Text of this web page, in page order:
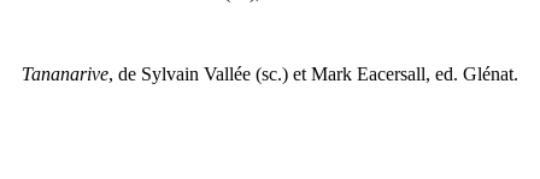
Tananarive, de Sylvain Vallée (sc.) et Mark Eacersall, ed. Glénat.